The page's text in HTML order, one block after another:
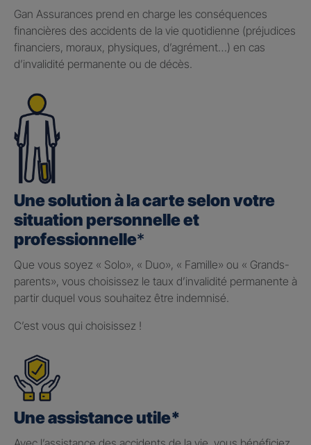
Gan Assurances prend en charge les conséquences
financières des accidents de la vie quotidienne (préjudices
financiers, moraux, physiques, d’agrément…) en cas
d’invalidité permanente ou de décès.
Une solution à la carte selon votre
situation personnelle et
professionnelle*
Que vous soyez « Solo», « Duo», « Famille» ou « Grands-
parents», vous choisissez le taux d’invalidité permanente à
partir duquel vous souhaitez être indemnisé.
C’est vous qui choisissez !
Une assistance utile*